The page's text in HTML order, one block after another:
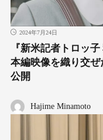
2024年7月24日
『新米記者トロッ
本編映像を織り交
公開
Hajime Minamoto